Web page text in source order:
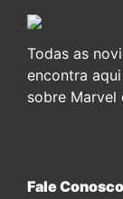
Todas as
encontra
sobre Marvel
Fale Conosco